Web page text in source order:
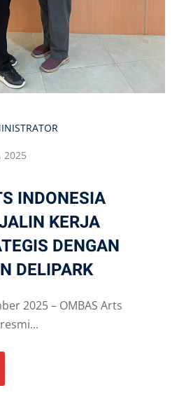
2025
INDONESIA
KERJA
DENGAN
DELIPARK
2025 – OMBAS Arts